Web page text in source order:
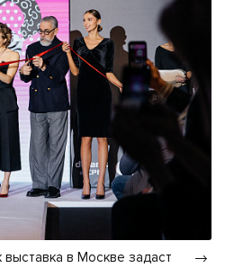
выставка в Москве задаст